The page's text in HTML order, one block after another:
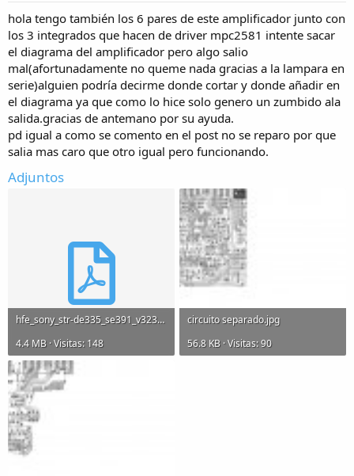
hola tengo también los 6 pares de este amplificador junto con
los 3 integrados que hacen de driver mpc2581 intente sacar
el diagrama del amplificador pero algo salio
mal(afortunadamente no queme nada gracias a la lampara en
serie)alguien podría decirme donde cortar y donde añadir en
el diagrama ya que como lo hice solo genero un zumbido ala
salida.gracias de antemano por su ayuda.
pd igual a como se comento en el post no se reparo por que
salia mas caro que otro igual pero funcionando.
Adjuntos
hfe_sony_str-de335_se391_v323_service.desbloqueado.pdf
4.4 MB · Visitas: 148
circuito separado.jpg
56.8 KB · Visitas: 90